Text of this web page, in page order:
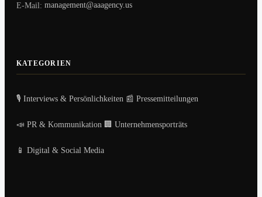
E-Mail: management@aaagency.us
KATEGORIEN
🎙️ Interviews & Persönlichkeiten 📰 Pressemitteilungen
📣 PR & Kommunikation 🏢 Unternehmensporträts
📱 Digital & Social Media